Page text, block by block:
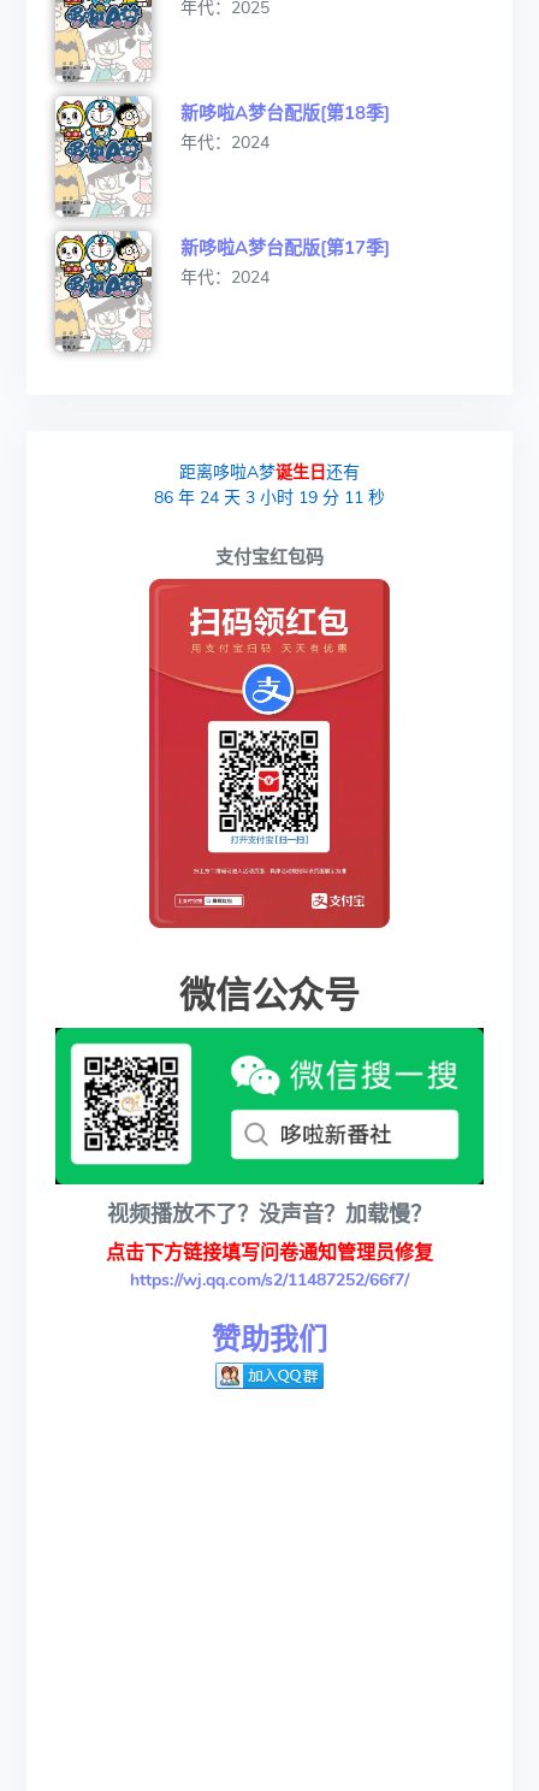
年代：2025
新哆啦A梦台配版[第18季]
年代：2024
新哆啦A梦台配版[第17季]
年代：2024
距离哆啦A梦诞生日还有
86 年24 天3 小时19 分10 秒
支付宝红包码
微信公众号
视频播放不了？没声音？加载慢？
点击下方链接填写问卷通知管理员修复
https://wj.qq.com/s2/11487252/66f7/
赞助我们